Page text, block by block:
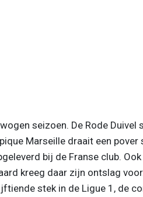
seizoen. De Rode Duivel
Marseille draait een pover
bij de Franse club.
kreeg daar zijn ontslag
stek in de Ligue 1, de